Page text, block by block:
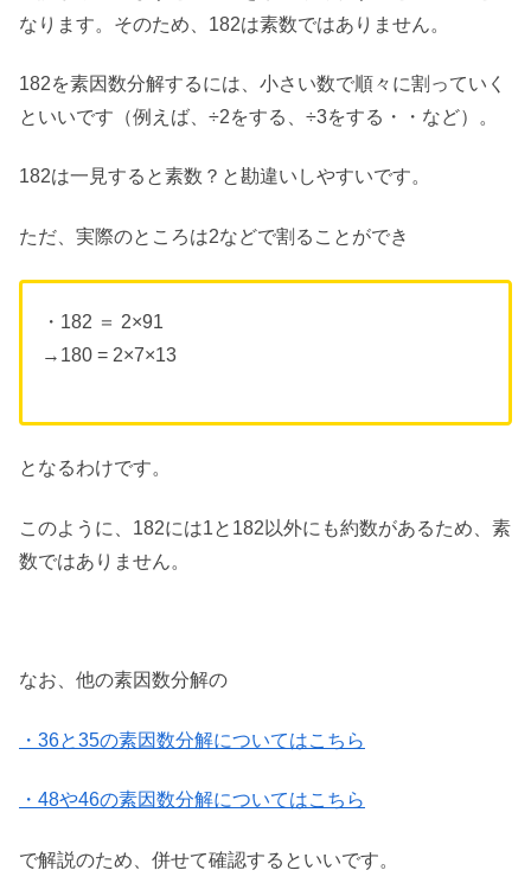
なります。そのため、182は素数ではありません。
182を素因数分解するには、小さい数で順々に割っていく
といいです（例えば、÷2をする、÷3をする・・など）。
182は一見すると素数？と勘違いしやすいです。
ただ、実際のところは2などで割ることができ
・182 ＝ 2×91
→180 = 2×7×13
となるわけです。
このように、182には1と182以外にも約数があるため、素
数ではありません。
なお、他の素因数分解の
・36と35の素因数分解についてはこちら
・48や46の素因数分解についてはこちら
で解説のため、併せて確認するといいです。